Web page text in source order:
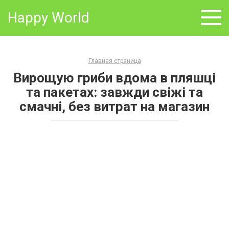
Happy World
Главная страница
Вирощую гриби вдома в пляшці
та пакетах: завжди свіжі та
смачні, без витрат на магазин